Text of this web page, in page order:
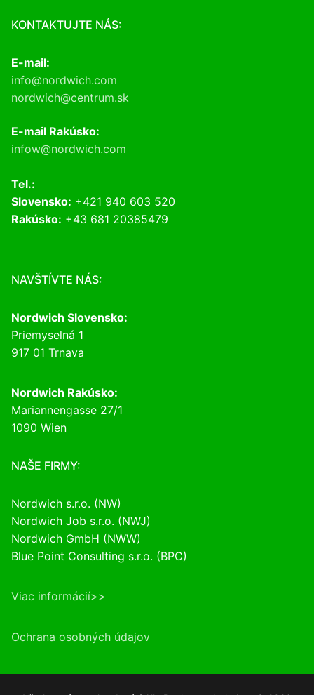
KONTAKTUJTE NÁS:
E-mail:
info@nordwich.com
nordwich@centrum.sk
E-mail Rakúsko:
infow@nordwich.com
Tel.:
Slovensko: +421 940 603 520
Rakúsko: +43 681 20385479
NAVŠTÍVTE NÁS:
Nordwich Slovensko:
Priemyselná 1
917 01 Trnava
Nordwich Rakúsko:
Mariannengasse 27/1
1090 Wien
NAŠE FIRMY:
Nordwich s.r.o. (NW)
Nordwich Job s.r.o. (NWJ)
Nordwich GmbH (NWW)
Blue Point Consulting s.r.o. (BPC)
Viac informácií>>
Ochrana osobných údajov